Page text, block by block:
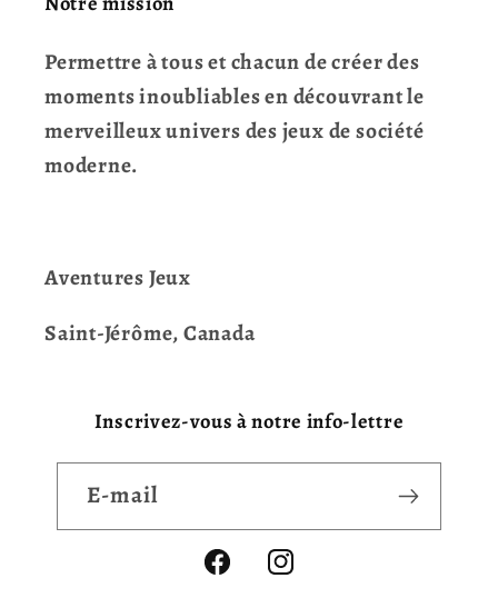
Permettre à tous et chacun de créer des
moments inoubliables en découvrant le
merveilleux univers des jeux de société
moderne.
Aventures Jeux
Saint-Jérôme, Canada
Inscrivez-vous à notre info-lettre
E-mail
FacebookInstagram